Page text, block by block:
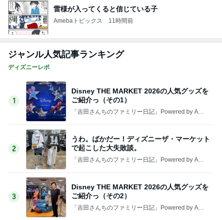
雷様が入ってくると信じている子
Amebaトピックス 11時間前
ジャンル人気記事ランキング
ディズニーレポ
1
Disney THE MARKET 2026の人気グッズを
ご紹介っ（その1）
「吉田さんちのファミリー日記」Powered by Ame
2
うわ。ばかだー！ディズニーザ・マーケット
で起こした大失敗談。
「吉田さんちのファミリー日記」Powered by Ame
3
Disney THE MARKET 2026の人気グッズを
ご紹介っ（その2）
「吉田さんちのファミリー日記」Powered by Ame